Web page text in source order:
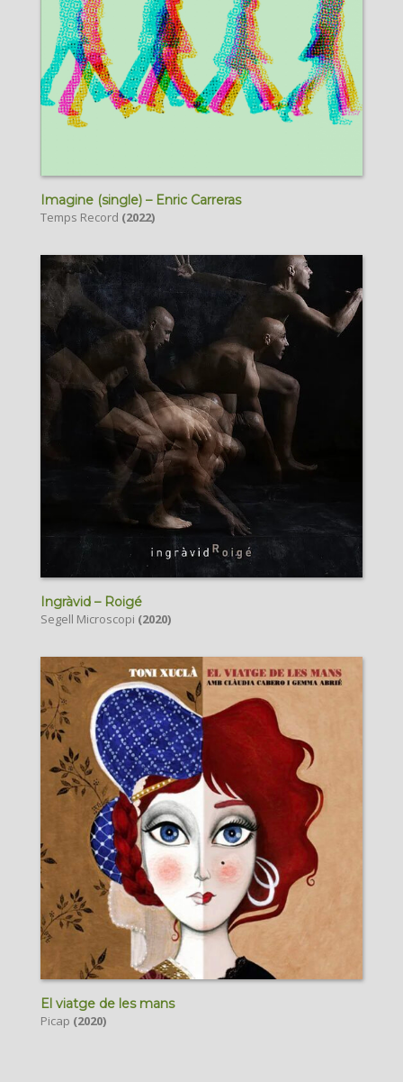
Imagine (single) – Enric Carreras
Temps Record (2022)
Ingràvid – Roigé
Segell Microscopi (2020)
El viatge de les mans
Picap (2020)